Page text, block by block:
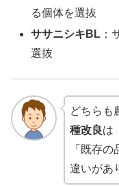
る個体を選抜
ササニシキBL ：
選抜
どちらも
種改良は
「既存
違いがあ